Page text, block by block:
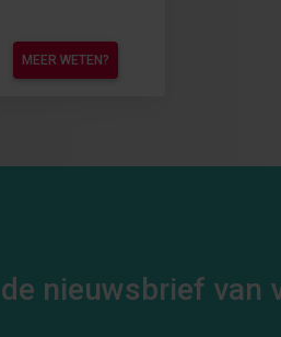
MEER WETEN?
nieuwsbrief van